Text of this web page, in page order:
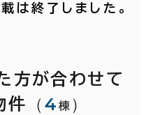
は終了しました。
方が合わせて
件
（4 棟 ）